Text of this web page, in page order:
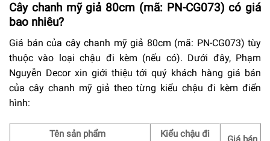
Cây chanh mỹ giả 80cm (mã: PN-CG073) có giá
bao nhiêu?
Giá bán của cây chanh mỹ giả 80cm (mã: PN-CG073) tùy
thuộc vào loại chậu đi kèm (nếu có). Dưới đây, Phạm
Nguyễn Decor xin giới thiệu tới quý khách hàng giá bán
của cây chanh mỹ giả theo từng kiểu chậu đi kèm điển
hình:
Tên sản phẩm
Kiểu chậu đi